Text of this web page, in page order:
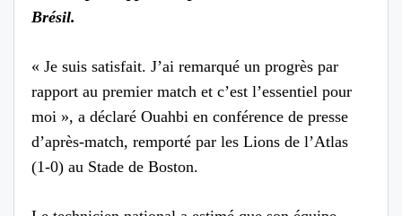
Brésil.
« Je suis satisfait. J’ai remarqué un progrès par
rapport au premier match et c’est l’essentiel pour
moi », a déclaré Ouahbi en conférence de presse
d’après-match, remporté par les Lions de l’Atlas
(1-0) au Stade de Boston.